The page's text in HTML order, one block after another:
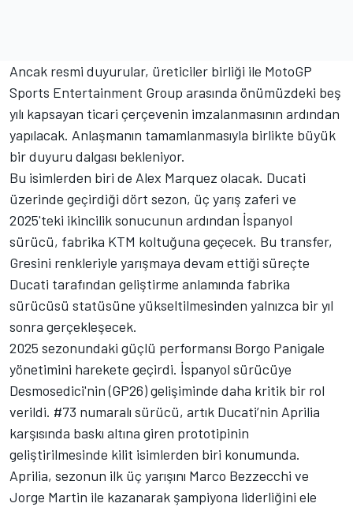
Ancak resmi duyurular, üreticiler birliği ile MotoGP
Sports Entertainment Group arasında önümüzdeki beş
yılı kapsayan ticari çerçevenin imzalanmasının ardından
yapılacak. Anlaşmanın tamamlanmasıyla birlikte büyük
bir duyuru dalgası bekleniyor.
Bu isimlerden biri de Alex Marquez olacak. Ducati
üzerinde geçirdiği dört sezon, üç yarış zaferi ve
2025'teki ikincilik sonucunun ardından İspanyol
sürücü, fabrika KTM koltuğuna geçecek. Bu transfer,
Gresini renkleriyle yarışmaya devam ettiği süreçte
Ducati tarafından geliştirme anlamında fabrika
sürücüsü statüsüne yükseltilmesinden yalnızca bir yıl
sonra gerçekleşecek.
2025 sezonundaki güçlü performansı Borgo Panigale
yönetimini harekete geçirdi. İspanyol sürücüye
Desmosedici'nin (GP26) gelişiminde daha kritik bir rol
verildi. #73 numaralı sürücü, artık Ducati’nin Aprilia
karşısında baskı altına giren prototipinin
geliştirilmesinde kilit isimlerden biri konumunda.
Aprilia, sezonun ilk üç yarışını Marco Bezzecchi ve
Jorge Martin ile kazanarak şampiyona liderliğini ele